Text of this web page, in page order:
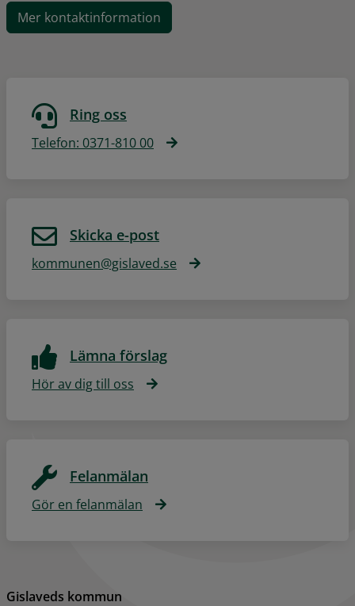
Mer kontaktinformation
Ring oss
Telefon: 0371-810 00
Skicka e-post
kommunen@gislaved.se
Lämna förslag
Hör av dig till oss
Felanmälan
Gör en felanmälan
Gislaveds kommun